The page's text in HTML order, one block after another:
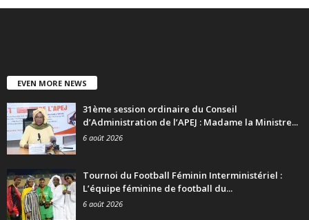
EVEN MORE NEWS
31ème session ordinaire du Conseil
d’Administration de l’APEJ : Madame la Ministre...
6 août 2026
Tournoi du Football Féminin Interministériel :
L’équipe féminine de football du...
6 août 2026